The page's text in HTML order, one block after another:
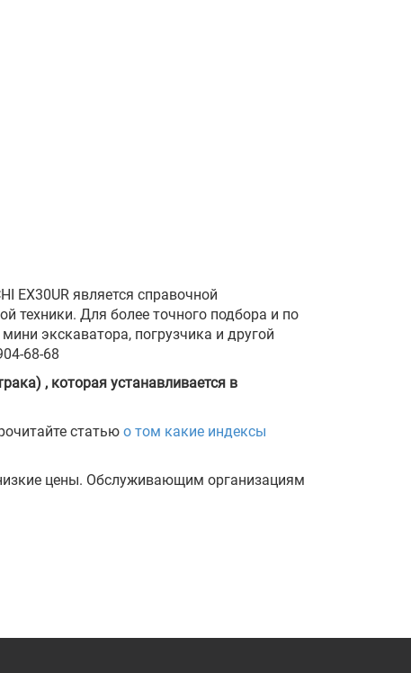
EX30UR является справочной
техники. Для более точного подбора и по
экскаватора, погрузчика и другой
68-68
, которая устанавливается в
статью о том какие индексы
цены. Обслуживающим организациям